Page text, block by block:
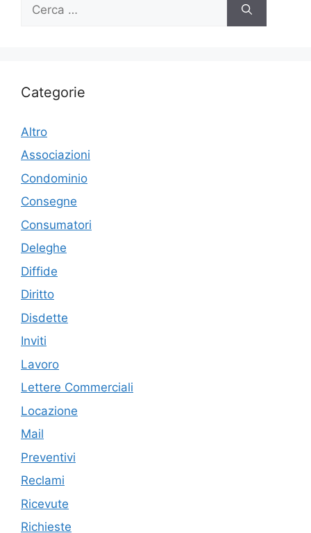
per:
Categorie
Altro
Associazioni
Condominio
Consegne
Consumatori
Deleghe
Diffide
Diritto
Disdette
Inviti
Lavoro
Lettere Commerciali
Locazione
Mail
Preventivi
Reclami
Ricevute
Richieste